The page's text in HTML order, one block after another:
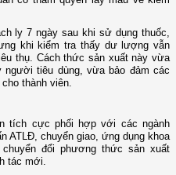
ly 7 ngày sau khi sử dụng thuốc,
khi kiểm tra thấy dư lượng vẫn
thụ. Cách thức sản xuất này vừa
tiêu dùng, vừa bảo đảm các
thành viên.
tích cực phối hợp với các ngành
ATLĐ, chuyển giao, ứng dụng khoa
đổi phương thức sản xuất
tác mới.